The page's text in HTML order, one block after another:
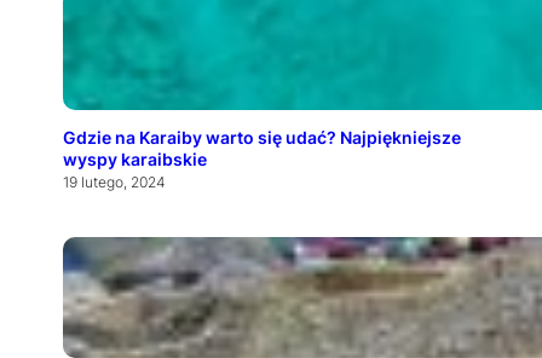
Gdzie na Karaiby warto się udać? Najpiękniejsze
wyspy karaibskie
19 lutego, 2024